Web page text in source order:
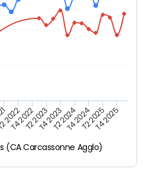
(CA Carcassonne Agglo)
2022
T4 2022T2 2023T4 2023T2 2024T4 2024T2 2025T4 2025